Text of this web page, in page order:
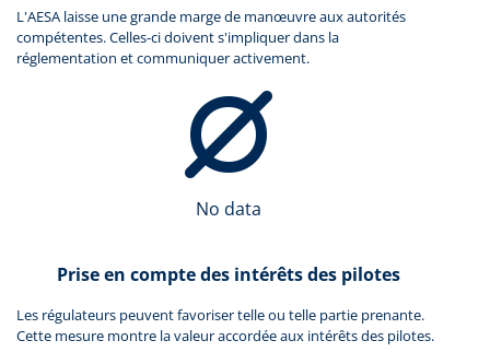
L'AESA laisse une grande marge de manœuvre aux autorités
compétentes. Celles-ci doivent s'impliquer dans la
réglementation et communiquer activement.
No data
Prise en compte des intérêts des pilotes
Les régulateurs peuvent favoriser telle ou telle partie prenante.
Cette mesure montre la valeur accordée aux intérêts des pilotes.